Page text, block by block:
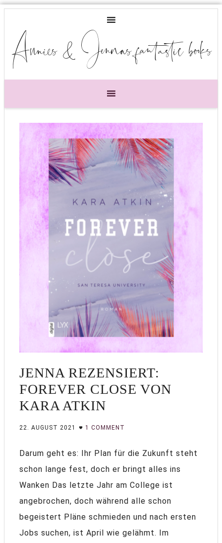
Annies & Jennas fantastic books
JENNA REZENSIERT:
FOREVER CLOSE VON
KARA ATKIN
22. AUGUST 2021 1 COMMENT
Darum geht es: Ihr Plan für die Zukunft steht
schon lange fest, doch er bringt alles ins
Wanken Das letzte Jahr am College ist
angebrochen, doch während alle schon
begeistert Pläne schmieden und nach ersten
Jobs suchen, ist April wie gelähmt. Im